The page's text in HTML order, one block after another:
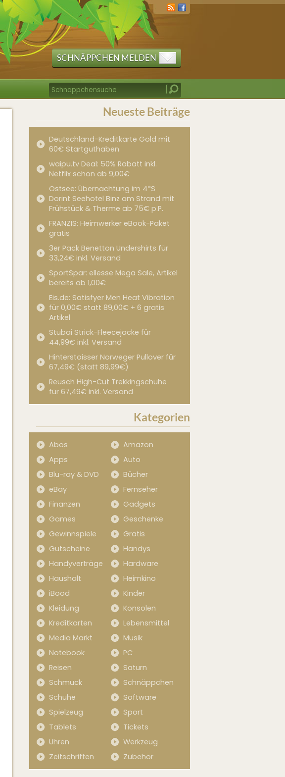
SCHNÄPPCHEN MELDEN
Neueste Beiträge
Deutschland-Kreditkarte Gold mit
60€ Startguthaben
waipu.tv Deal: 50% Rabatt inkl.
Netflix schon ab 9,00€
Ostsee: Übernachtung im 4*S
Dorint Seehotel Binz am Strand mit
Frühstück & Therme ab 75€ p.P.
FRANZIS: Heimwerker eBook-Paket
gratis
3er Pack Benetton Undershirts für
33,24€ inkl. Versand
SportSpar: ellesse Mega Sale, Artikel
bereits ab 1,00€
Eis.de: Satisfyer Men Heat Vibration
für 0,00€ statt 89,00€ + 6 gratis
Artikel
Stubai Strick-Fleecejacke für
44,99€ inkl. Versand
Hinterstoisser Norweger Pullover für
67,49€ (statt 89,99€)
Reusch High-Cut Trekkingschuhe
für 67,49€ inkl. Versand
Kategorien
Abos
Amazon
Apps
Auto
Blu-ray & DVD
Bücher
eBay
Fernseher
Finanzen
Gadgets
Games
Geschenke
Gewinnspiele
Gratis
Gutscheine
Handys
Handyverträge
Hardware
Haushalt
Heimkino
iBood
Kinder
Kleidung
Konsolen
Kreditkarten
Lebensmittel
Media Markt
Musik
Notebook
PC
Reisen
Saturn
Schmuck
Schnäppchen
Schuhe
Software
Spielzeug
Sport
Tablets
Tickets
Uhren
Werkzeug
Zeitschriften
Zubehör